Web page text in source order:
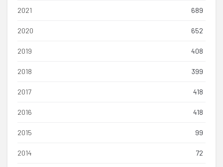
2021 689
2020 652
2019 408
2018 399
2017 418
2016 418
2015 99
2014 72